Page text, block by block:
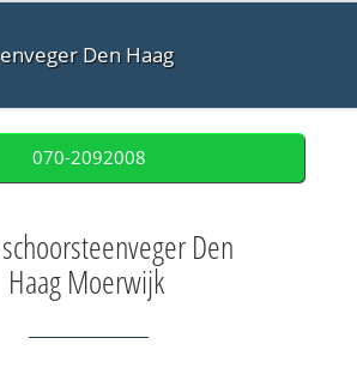
Den Haag
070-2092008
Den
Haag Moerwijk